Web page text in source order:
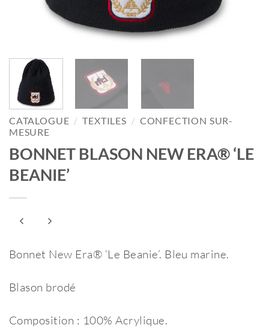
CATALOGUE / TEXTILES / CONFECTION SUR-
MESURE
BONNET BLASON NEW ERA® ‘LE
BEANIE’
Bonnet New Era® ‘Le Beanie’. Bleu marine.
Blason brodé
Composition : 100% Acrylique.